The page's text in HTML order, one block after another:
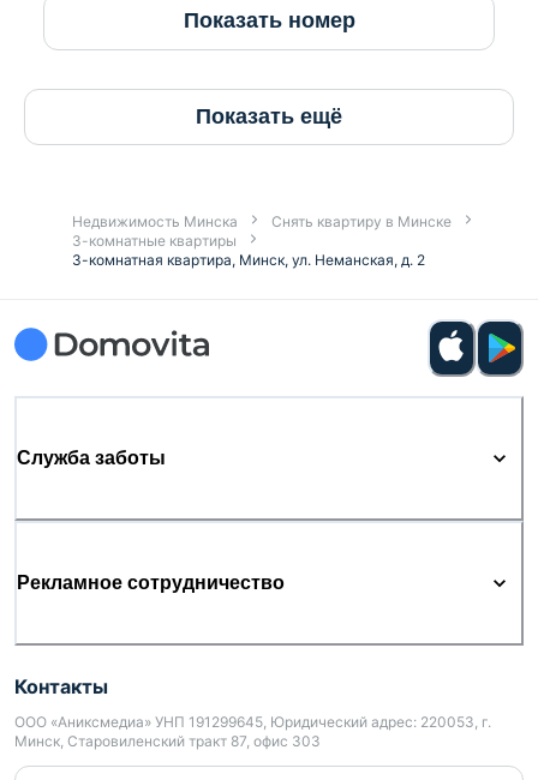
Показать номер
Показать ещё
Недвижимость Минска
Снять квартиру в Минске
3-комнатные квартиры
3-комнатная квартира, Минск, ул. Неманская, д. 2
Служба заботы
Рекламное сотрудничество
Контакты
ООО «Аниксмедиа» УНП 191299645, Юридический адрес: 220053, г.
Минск, Старовиленский тракт 87, офис 303